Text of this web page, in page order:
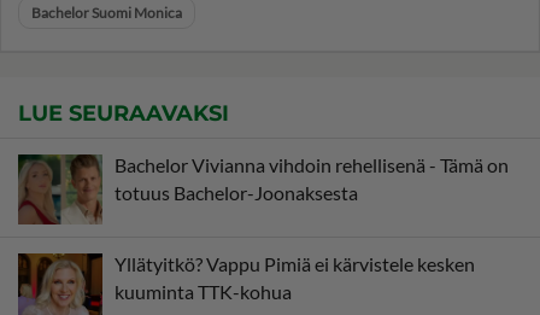
Bachelor Suomi Monica
LUE SEURAAVAKSI
Bachelor Vivianna vihdoin rehellisenä - Tämä on
totuus Bachelor-Joonaksesta
Yllätyitkö? Vappu Pimiä ei kärvistele kesken
kuuminta TTK-kohua